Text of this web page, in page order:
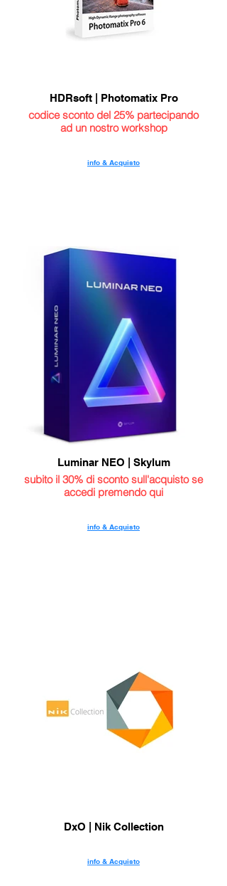
HDRsoft | Photomatix Pro
codice sconto del 25% partecipando
ad un nostro workshop
info & Acquisto
Luminar NEO | Skylum
subito il 30% di sconto sull'acquisto se
accedi premendo qui
info & Acquisto
DxO | Nik Collection
info & Acquisto